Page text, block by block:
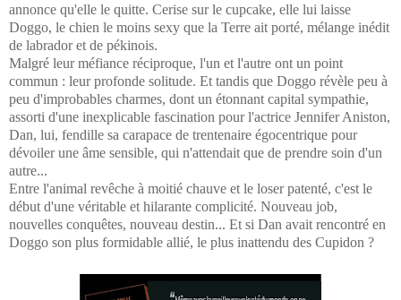
annonce qu'elle le quitte. Cerise sur le cupcake, elle lui laisse
Doggo, le chien le moins sexy que la Terre ait porté, mélange inédit
de labrador et de pékinois.
Malgré leur méfiance réciproque, l'un et l'autre ont un point
commun : leur profonde solitude. Et tandis que Doggo révèle peu à
peu d'improbables charmes, dont un étonnant capital sympathie,
assorti d'une inexplicable fascination pour l'actrice Jennifer Aniston,
Dan, lui, fendille sa carapace de trentenaire égocentrique pour
dévoiler une âme sensible, qui n'attendait que de prendre soin d'un
autre...
Entre l'animal revêche à moitié chauve et le loser patenté, c'est le
début d'une véritable et hilarante complicité. Nouveau job,
nouvelles conquêtes, nouveau destin... Et si Dan avait rencontré en
Doggo son plus formidable allié, le plus inattendu des Cupidon ?